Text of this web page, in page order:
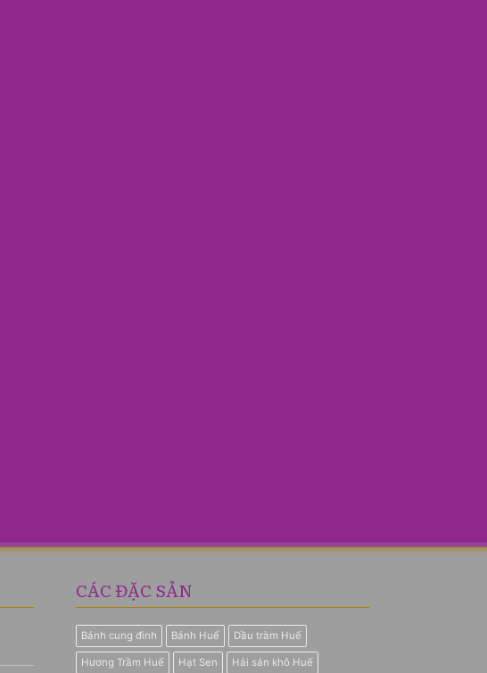
CÁC ĐẶC SẢN
Bánh cung đình Bánh Huế Dầu tràm Huế
Hương Trầm Huế Hạt Sen Hải sản khô Huế